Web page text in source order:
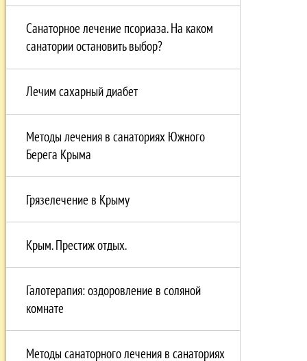
Санаторное лечение псориаза. На каком
санатории остановить выбор?
Лечим сахарный диабет
Методы лечения в санаториях Южного
Берега Крыма
Грязелечение в Крыму
Крым. Престиж отдых.
Галотерапия: оздоровление в соляной
комнате
Методы санаторного лечения в санаториях